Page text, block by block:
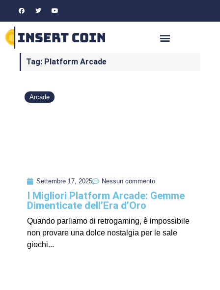
Tag: Platform Arcade
Arcade
Settembre 17, 2025 Nessun commento
I Migliori Platform Arcade: Gemme
Dimenticate dell’Era d’Oro
Quando parliamo di retrogaming, è impossibile
non provare una dolce nostalgia per le sale
giochi...